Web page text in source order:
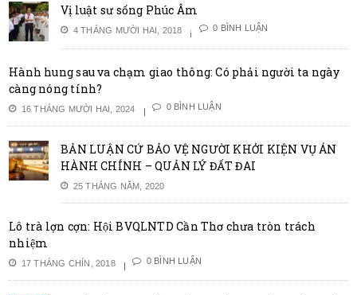
Vị luật sư sống Phúc Âm
4 THÁNG MƯỜI HAI, 2018 0 BÌNH LUẬN
Hành hung sau va chạm giao thông: Có phải người ta ngày
càng nóng tính?
16 THÁNG MƯỜI HAI, 2024 0 BÌNH LUẬN
BẢN LUẬN CỨ BẢO VỆ NGƯỜI KHỞI KIỆN VỤ ÁN
HÀNH CHÍNH – QUẢN LÝ ĐẤT ĐAI
25 THÁNG NĂM, 2020
Lô trà lợn cợn: Hội BVQLNTD Cần Thơ chưa tròn trách
nhiệm
17 THÁNG CHÍN, 2018 0 BÌNH LUẬN